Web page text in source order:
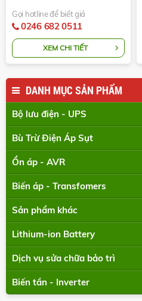
Gọi hotline để biết giá
0246 682 0511
XEM CHI TIẾT
DANH MỤC SẢN PHẨM
Bộ lưu điện - UPS
Bù Trừ Điện Áp Sụt
Ổn áp - AVR
Biến áp - Transfomers
Sản phẩm khác
Lithium-ion Battery
Dịch vụ sửa chữa bảo trì
Biến tần - Inverter